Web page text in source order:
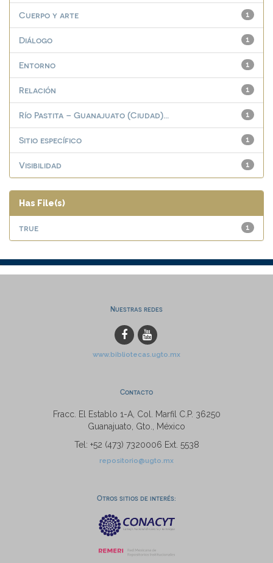
1
Cuerpo y arte
1
Diálogo
1
Entorno
1
Relación
1
Río Pastita – Guanajuato (Ciudad)...
1
Sitio específico
1
Visibilidad
Has File(s)
1
true
Nuestras redes
www.bibliotecas.ugto.mx
Contacto
Fracc. El Establo 1-A, Col. Marfil C.P. 36250
Guanajuato, Gto., México
Tel: +52 (473) 7320006 Ext. 5538
repositorio@ugto.mx
Otros sitios de interés: